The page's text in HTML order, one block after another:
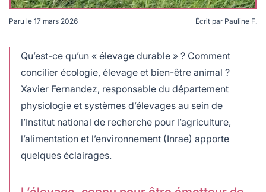
Ries Bosch, Unsplash
Paru le 17 mars 2026 Écrit par Pauline F.
Qu’est-ce qu’un « élevage durable » ? Comment
concilier écologie, élevage et bien-être animal ?
Xavier Fernandez, responsable du département
physiologie et systèmes d’élevages au sein de
l’Institut national de recherche pour l’agriculture,
l’alimentation et l’environnement (Inrae) apporte
quelques éclairages.